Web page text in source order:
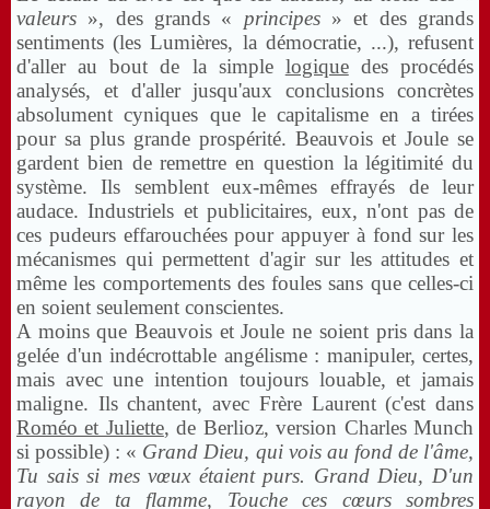
valeurs », des grands « principes » et des grands
sentiments (les Lumières, la démocratie, ...), refusent
d'aller au bout de la simple logiquedes procédés
analysés, et d'aller jusqu'aux conclusions concrètes
absolument cyniques que le capitalisme en a tirées
pour sa plus grande prospérité. Beauvois et Joule se
gardent bien de remettre en question la légitimité du
système. Ils semblent eux-mêmes effrayés de leur
audace. Industriels et publicitaires, eux, n'ont pas de
ces pudeurs effarouchées pour appuyer à fond sur les
mécanismes qui permettent d'agir sur les attitudes et
même les comportements des foules sans que celles-ci
en soient seulement conscientes.
A moins que Beauvois et Joule ne soient pris dans la
gelée d'un indécrottable angélisme : manipuler, certes,
mais avec une intention toujours louable, et jamais
maligne. Ils chantent, avec Frère Laurent (c'est dans
Roméo et Juliette, de Berlioz, version Charles Munch
si possible) : « Grand Dieu, qui vois au fond de l'âme,
Tu sais si mesvœuxétaient purs. Grand Dieu, D'un
rayon de ta flamme, Touche ces cœurssombres